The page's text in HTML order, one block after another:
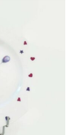
DÉTAILS